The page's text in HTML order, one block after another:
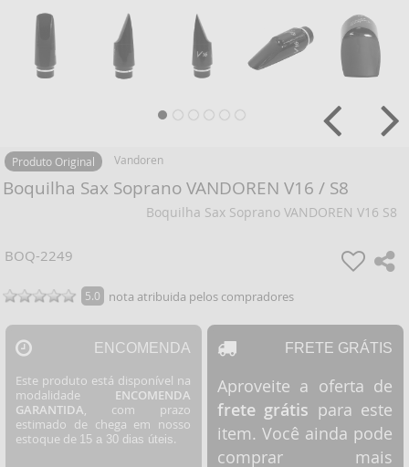
Produto Original Vandoren
Boquilha Sax Soprano VANDOREN V16 / S8
Boquilha Sax Soprano VANDOREN V16 S8
BOQ-2249
5.0 nota atribuida pelos compradores
ENCOMENDA
Este produto está disponível na
modalidade ENCOMENDA
GARANTIDA, com prazo
estimado de chega em nosso
estoque de 15 a 30 dias úteis.
FRETE GRÁTIS
Aproveite a oferta de
frete grátis para este
item. Você ainda pode
comprar mais